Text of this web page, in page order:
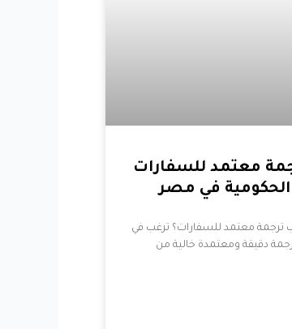
معتمد للسفارات
الحكومية في مصر
معتمد للسفارات؟ ترغب في
دقيقة ومعتمدة خالية من